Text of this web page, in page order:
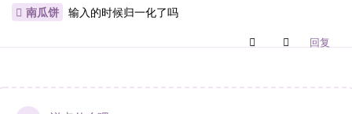
南瓜饼 输入的时候归一化了吗
回复